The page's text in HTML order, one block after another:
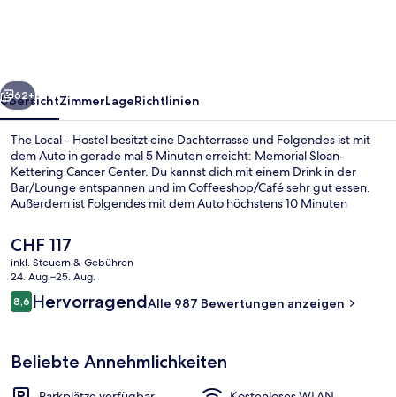
Weiter
62+
ÜbersichtZimmerLageRichtlinien
The Local - Hostel besitzt eine Dachterrasse und Folgendes ist mit
dem Auto in gerade mal 5 Minuten erreicht: Memorial Sloan-
Kettering Cancer Center. Du kannst dich mit einem Drink in der
Bar/Lounge entspannen und im Coffeeshop/Café sehr gut essen.
Außerdem ist Folgendes mit dem Auto höchstens 10 Minuten
haben viel Gutes über das hilfsbereite Personal zu berichten. Die
Unterkunft ist nur einen kurzen Fußmarsch von den öffentlichen
Verkehrsmitteln entfernt: Zur U-Bahn läuft man 3 Minuten (U-Bahn-
Station 23rd St. - Ely Av.) bzw. 7 Minuten (U-Bahn-Station 45th Rd. -
Court House Sq.).
Der
aktuelle
Preis
beträgt
CHF 117.
CHF 117
inkl. Steuern & Gebühren
24. Aug.–25. Aug.
Bewertungen
8,68,6 von 10.
HervorragendAlle 987 Bewertungen anzeigen
Beliebte Annehmlichkeiten